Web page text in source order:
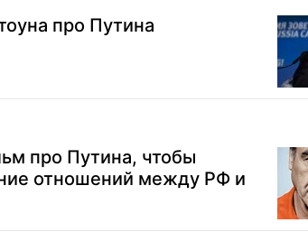
про Путина
про Путина, чтобы
отношений между РФ и